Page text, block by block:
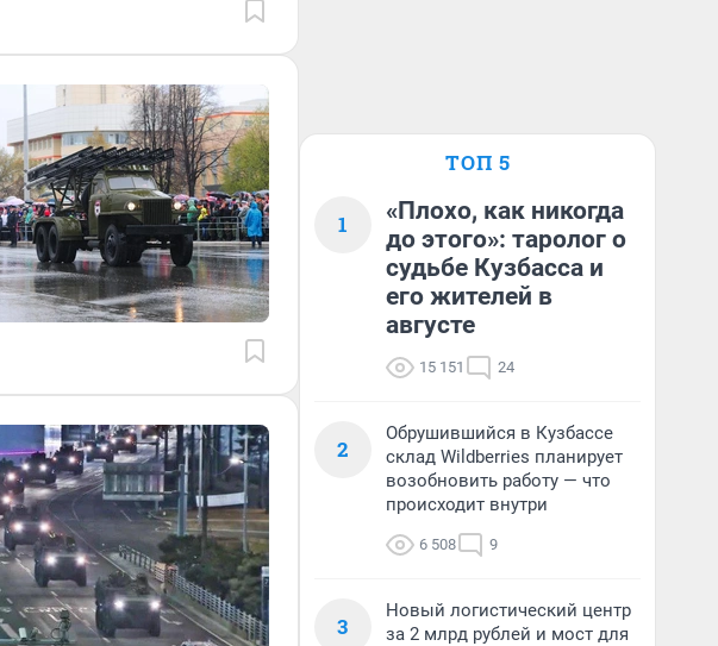
ТОП 5
1
«Плохо, как никогда
до этого»: таролог о
судьбе Кузбасса и
его жителей в
августе
15 151 24
2
Обрушившийся в Кузбассе
склад Wildberries планирует
возобновить работу — что
происходит внутри
6 508 9
3
Новый логистический центр
за 2 млрд рублей и мост для